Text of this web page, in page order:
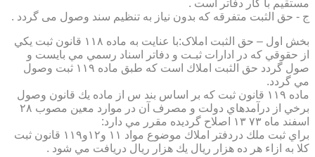
مستقيم با كار دفاتر است .
ج - حق الثبت متفرقه كه بدون نياز به تنظیم سند وصول می گردد .
بخش اول – حق الثبت املاک:با عنايت به ماده ۱۱۸ قانون ثبت يكي
از حقوقي كه در ادارات ثبـت و دفاتر اسناد رسمي مي بايست و
صول گردد حق الثبت املاك است كه طبق ماده ۱۱۹ ثبت وصول
مي گردد.
ماده ۱۱۹ قانون ثبت كه بر اساس بند س از ماده يك قانون وصول
برخي از درآمدهاي دولت و مصرف آن در موارد معين مصوب ۲۸
اسفند ماه ۷۳ ۱۳ اصلاح گرديده مقرر مي دارد:
براي ثبت ملك دردفتر املاك موضوع مواد ۱۱ و۱۲و۱۱۹ قانون ثبت
كلا به ازاء هر ده هزار ريال يك هزار ريال دريافت مي شود .